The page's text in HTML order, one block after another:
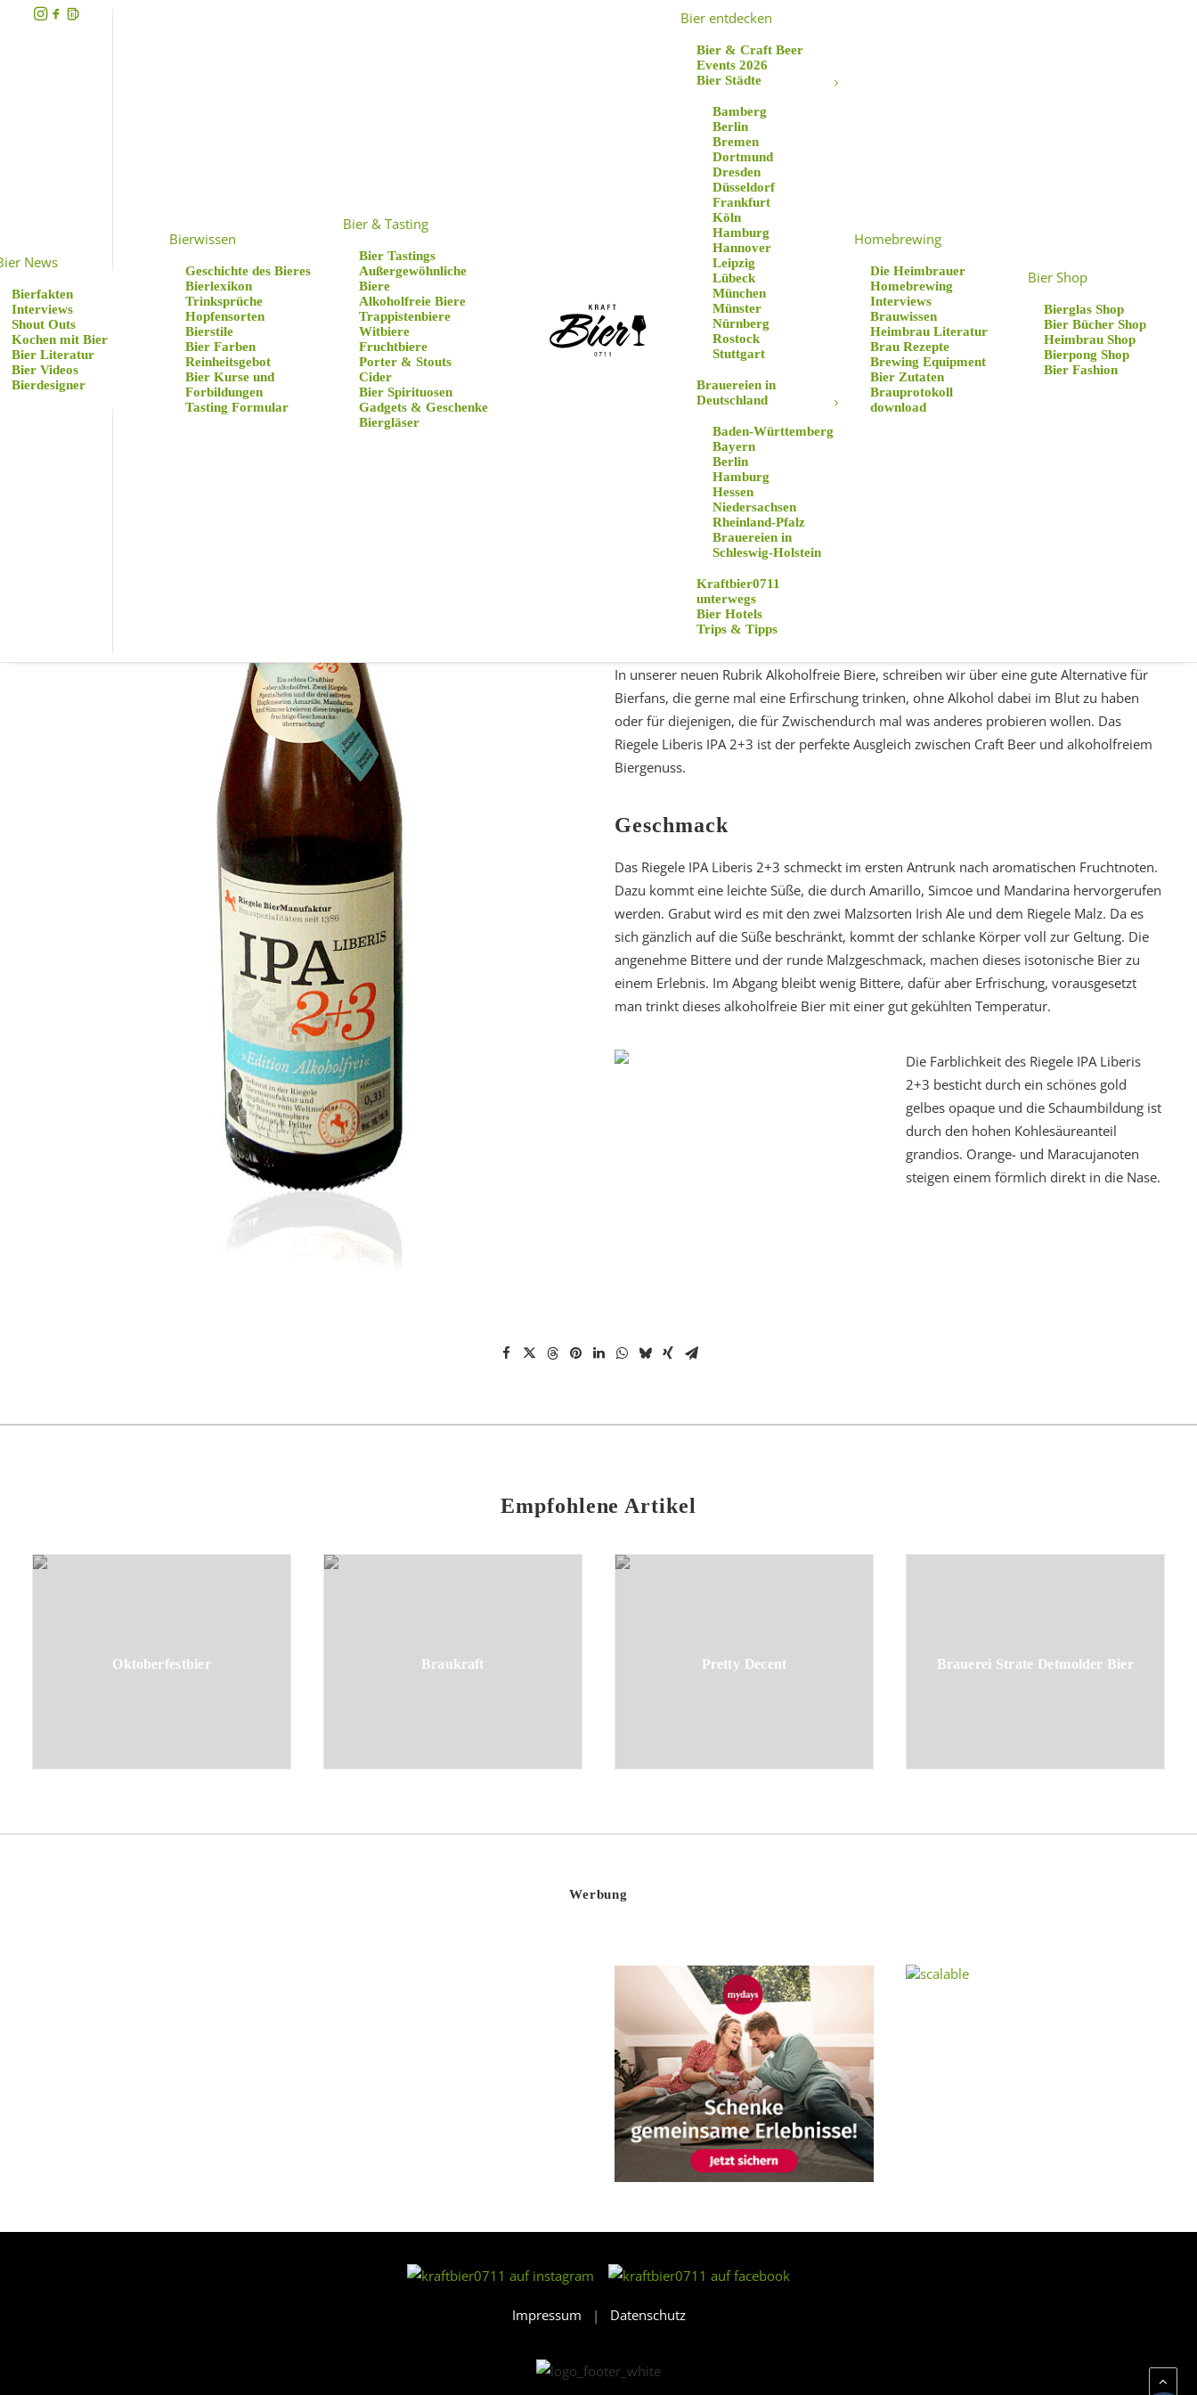
News
Bierfakten
Interviews
Shout Outs
Kochen mit Bier
Bier Literatur
Bier Videos
Bierdesigner
Bierwissen
Geschichte des Bieres
Bierlexikon
Trinksprüche
Hopfensorten
Bierstile
Bier Farben
Reinheitsgebot
Bier Kurse und
Forbildungen
Tasting Formular
Bier & Tasting
Bier Tastings
Außergewöhnliche
Biere
Alkoholfreie Biere
Trappistenbiere
Witbiere
Fruchtbiere
Porter & Stouts
Cider
Bier Spirituosen
Gadgets & Geschenke
Biergläser
Bier entdecken
Bier & Craft Beer
Events 2026
Bier Städte
Bamberg
Berlin
Bremen
Dortmund
Dresden
Düsseldorf
Frankfurt
Köln
Hamburg
Hannover
Leipzig
Lübeck
München
Münster
Nürnberg
Rostock
Stuttgart
Brauereien in
Deutschland
Baden-Württemberg
Bayern
Berlin
Hamburg
Hessen
Niedersachsen
Rheinland-Pfalz
Brauereien in
Schleswig-Holstein
Kraftbier0711
unterwegs
Bier Hotels
Trips & Tipps
Homebrewing
Die Heimbrauer
Homebrewing
Interviews
Brauwissen
Heimbrau Literatur
Brau Rezepte
Brewing Equipment
Bier Zutaten
Brauprotokoll
download
Bier Shop
Bierglas Shop
Bier Bücher Shop
Heimbrau Shop
Bierpong Shop
Bier Fashion
Riegele IPA Liberis 2+3
In unserer neuen Rubrik Alkoholfreie Biere, schreiben wir über eine gute Alternative für
Bierfans, die gerne mal eine Erfirschung trinken, ohne Alkohol dabei im Blut zu haben
Riegele Liberis IPA 2+3 ist der perfekte Ausgleich zwischen Craft Beer und alkoholfreiem
In unserer neuen Rubrik Alkoholfreie Biere, schreiben wir über eine gute Alternative für
Bierfans, die gerne mal eine Erfirschung trinken, ohne Alkohol dabei im Blut zu haben
oder für diejenigen, die für Zwischendurch mal was anderes probieren wollen. Das
Riegele Liberis IPA 2+3 ist der perfekte Ausgleich zwischen Craft Beer und alkoholfreiem
Biergenuss.
Geschmack
Das Riegele IPA Liberis 2+3 schmeckt im ersten Antrunk nach aromatischen Fruchtnoten.
Dazu kommt eine leichte Süße, die durch Amarillo, Simcoe und Mandarina hervorgerufen
werden. Grabut wird es mit den zwei Malzsorten Irish Ale und dem Riegele Malz. Da es
sich gänzlich auf die Süße beschränkt, kommt der schlanke Körper voll zur Geltung. Die
angenehme Bittere und der runde Malzgeschmack, machen dieses isotonische Bier zu
einem Erlebnis. Im Abgang bleibt wenig Bittere, dafür aber Erfrischung, vorausgesetzt
man trinkt dieses alkoholfreie Bier mit einer gut gekühlten Temperatur.
Die Farblichkeit des Riegele IPA Liberis
2+3 besticht durch ein schönes gold
gelbes opaque und die Schaumbildung ist
durch den hohen Kohlesäureanteil
grandios. Orange- und Maracujanoten
steigen einem förmlich direkt in die Nase.
Empfohlene Artikel
Oktoberfestbier Braukraft Pretty Decent Brauerei Strate Detmolder Bier
Werbung
Impressum | Datenschutz